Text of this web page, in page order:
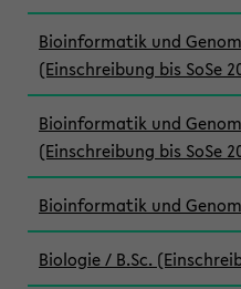
Bioinformatik und
(Einschreibung bis SoSe
Bioinformatik und
(Einschreibung bis SoSe
Bioinformatik und
Biologie / B.Sc.